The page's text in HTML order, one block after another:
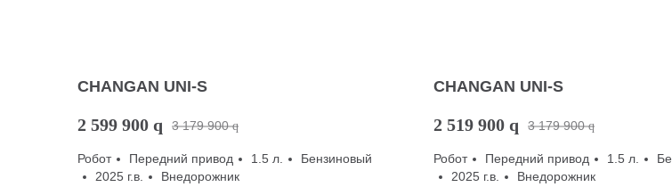
CHANGAN UNI-S
2 599 900 q 3 179 900 q
Робот Передний привод 1.5 л.
Бензиновый
2025 г.в.
Внедорожник
CHANGAN UNI-S
2 519 900 q 3 179 900 q
Робот Передний привод 1.5 л.
2025 г.в.
Внедорожник